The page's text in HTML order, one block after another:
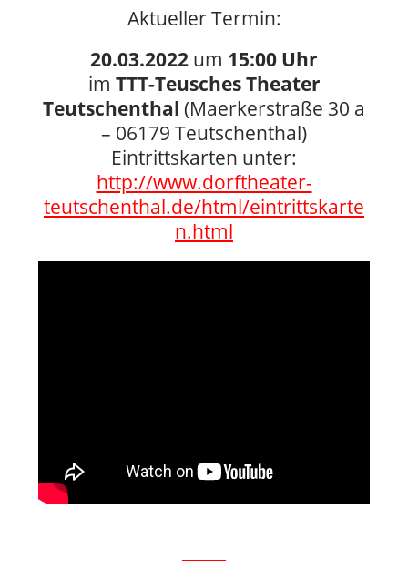
Aktueller Termin:
20.03.2022 um 15:00 Uhr
im TTT-Teusches Theater
Teutschenthal (Maerkerstraße 30 a
– 06179 Teutschenthal)
Eintrittskarten unter:
http://www.dorftheater-
teutschenthal.de/html/eintrittskarte
n.html